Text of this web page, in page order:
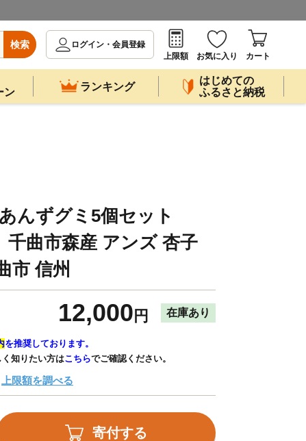
検索
ログイン・会員登録
上限額
お気に入り カート
ン
ランキング
はじめての
ふるさと納税
んずグミ5個セット
千曲市森産 アンズ 杏子
市 信州
12,000 円 在庫あり
を推奨しております。
知りたい方はこちらでご確認ください。
上限額を調べる
寄付する